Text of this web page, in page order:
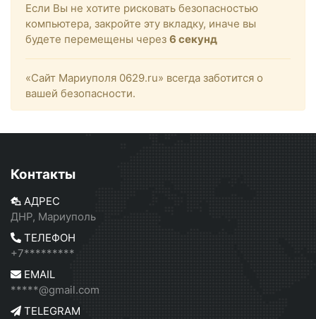
Если Вы не хотите рисковать безопасностью
компьютера, закройте эту вкладку, иначе вы
будете перемещены через 6 секунд
«Сайт Мариуполя 0629.ru» всегда заботится о
вашей безопасности.
Контакты
АДРЕС
ДНР, Мариуполь
ТЕЛЕФОН
+7*********
EMAIL
*****@gmail.com
TELEGRAM